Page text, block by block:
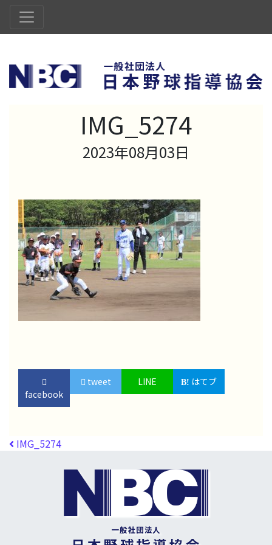
IMG_5274
2023年08月03日
facebook
tweet LINE はてブ
投稿ナビゲーション
IMG_5274